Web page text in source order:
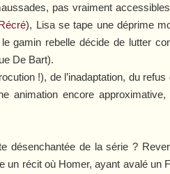
pas vraiment
), Lisa se tape une déprime
gamin rebelle décide de lutter
De Bart).
!), de l’inadaptation, du
animation encore
désenchantée de la série ?
un récit où Homer, ayant avalé un